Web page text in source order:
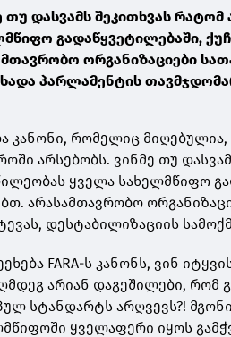
თუ დასვამს შეკითხვას
გადაწყვეტილებაში,
ორგანიზაციები
პარლამენტის
კანონი, რომელიც
არსებობს. ვინმე თუ
ყველა სახელმწიფო
არასამთავრობო
დესტაბილიზაციის
FARA-ს კანონს, ვინ
არიან დაგეშილები, რომ
სტანდარტს არღვევს?!
ყველაფერი იყოს